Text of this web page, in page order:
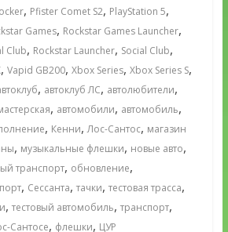
, Pfister Comet S2, PlayStation 5,
Games, Rockstar Games Launcher,
Club, Rockstar Launcher, Social Club,
, Vapid GB200, Xbox Series, Xbox Series S,
, автоклуб ЛС, автолюбители,
, автомобили, автомобиль,
, Кенни,Лос-Сантос, магазин
, музыкальные флешки, новые авто,
транспорт, обновление,
, Сессанта, тачки, тестовая трасса,
, тестовый автомобиль, транспорт,
Сантосе, флешки, ЦУР